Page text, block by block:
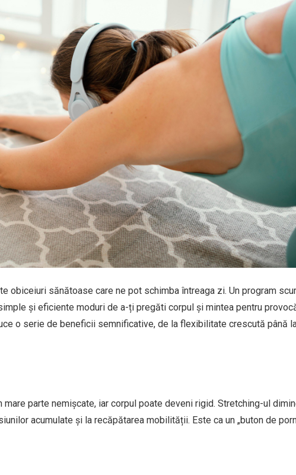
obiceiuri sănătoase care ne pot schimba întreaga zi. Un program
și eficiente moduri de a-ți pregăti corpul și mintea pentru
o serie de beneficii semnificative, de la flexibilitate crescută până
parte nemișcate, iar corpul poate deveni rigid. Stretching-ul
acumulate și la recăpătarea mobilității. Este ca un „buton de